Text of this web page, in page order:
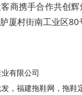
商携手合作共创
厦村街南工业区80
有限公司
，福建拖鞋网，拖鞋